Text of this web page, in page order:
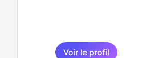
Voir le profil